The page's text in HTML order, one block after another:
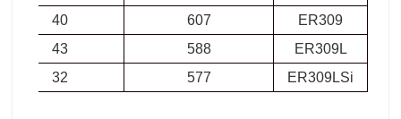
ER309
607
40
ER309L
588
43
ER309LSi
577
32